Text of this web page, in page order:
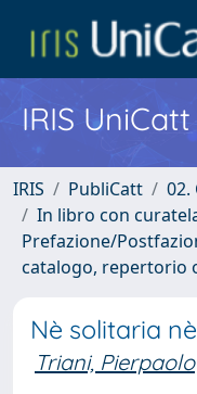
IRIS UniCatt
IRIS PubliCatt
In libro con
Prefazione/
catalogo, repertorio
Nè solitaria
Triani, Pierpaolo